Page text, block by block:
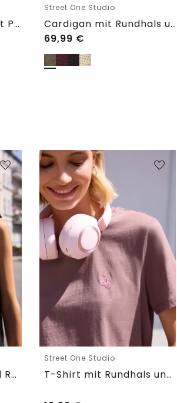
Kurzarm Cardigan mit Polokragen
Street One Studio
Cardigan mit Rundhals und Zipper
69,99 €
Top mit Rundhals und Rüschendetails
Street One Studio
T-Shirt mit Rundhals und Embroidery-Detail